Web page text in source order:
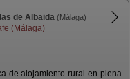
de Albaida (Málaga)
(Málaga)
de alojamiento rural en plena